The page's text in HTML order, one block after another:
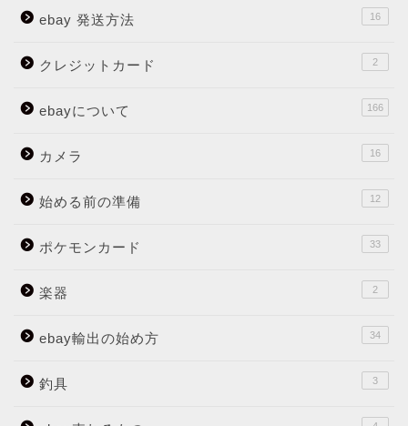
ebay 発送方法 16
クレジットカード 2
ebayについて 166
カメラ 16
始める前の準備 12
ポケモンカード 33
楽器 2
ebay輸出の始め方 34
釣具 3